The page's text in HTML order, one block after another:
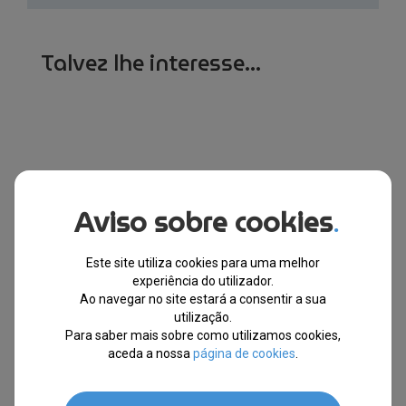
Talvez lhe interesse...
Produtos Relacionados
10% EXTRA,
CUPÃO:
SUMMER10
10% EXTRA,
CUPÃO:
SUMMER10
Aviso sobre cookies.
Este site utiliza cookies para uma melhor
experiência do utilizador.
Ao navegar no site estará a consentir a sua
utilização.
Para saber mais sobre como utilizamos cookies,
aceda a nossa página de cookies